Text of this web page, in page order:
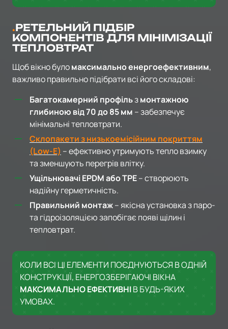
РЕТЕЛЬНИЙ ПІДБІР
КОМПОНЕНТІВ ДЛЯ МІНІМІЗАЦІЇ
ТЕПЛОВТРАТ
Щоб вікно буломаксимально енергоефективним,
важливо правильно підібрати всі його складові:
Багатокамерний профільзмонтажною
глибиною від 70 до 85 мм – забезпечує
мінімальні тепловтрати.
Склопакети з низькоемісійним покриттям
(Low-E) – ефективно утримують тепло взимку
та зменшують перегрів влітку.
Ущільнювачі EPDM або ТРЕ– створюють
надійну герметичність.
Правильний монтаж– якісна установка з паро-
та гідроізоляцією запобігає появі щілин і
тепловтрат.
КОЛИ ВСІ ЦІ ЕЛЕМЕНТИ ПОЄДНУЮТЬСЯ В ОДНІЙ
КОНСТРУКЦІЇ, ЕНЕРГОЗБЕРІГАЮЧІ ВІКНА
МАКСИМАЛЬНО ЕФЕКТИВНІВ БУДЬ-ЯКИХ
УМОВАХ.